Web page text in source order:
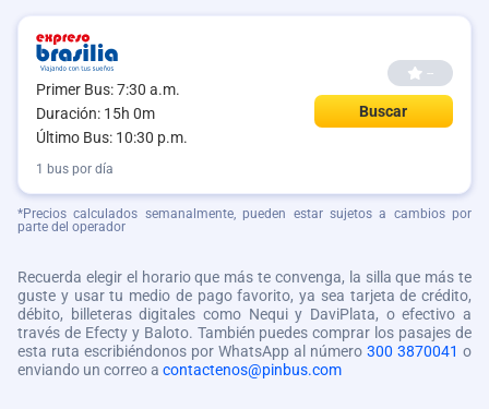
Primer Bus: 7:30 a.m.
Duración: 15h 0m
Último Bus: 10:30 p.m.
--
Buscar
1 bus por día
*Precios calculados semanalmente, pueden estar sujetos a cambios por
parte del operador
Recuerda elegir el horario que más te convenga, la silla que más te
guste y usar tu medio de pago favorito, ya sea tarjeta de crédito,
débito, billeteras digitales como Nequi y DaviPlata, o efectivo a
través de Efecty y Baloto. También puedes comprar los pasajes de
esta ruta escribiéndonos por WhatsApp al número 300 3870041 o
enviando un correo a contactenos@pinbus.com